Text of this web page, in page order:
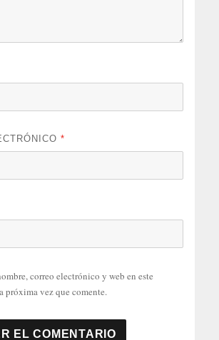
*
correo electrónico y web en este
próxima vez que comente.